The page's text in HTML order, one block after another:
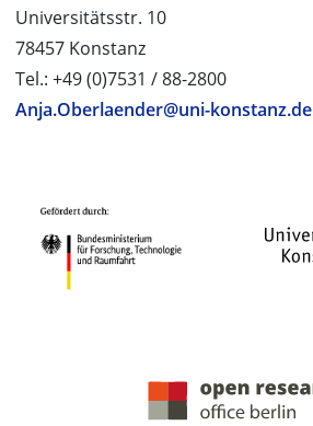
Universitätsstr. 10
78457 Konstanz
Tel.: +49 (0)7531 / 88-2800
Anja.Oberlaender@uni-konstanz.de